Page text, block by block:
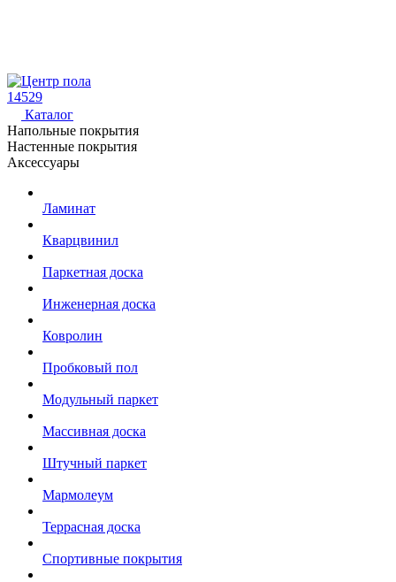
14529
Каталог
Напольные покрытия
Настенные покрытия
Аксессуары
Ламинат
Кварцвинил
Паркетная доска
Инженерная доска
Ковролин
Пробковый пол
Модульный паркет
Массивная доска
Штучный паркет
Мармолеум
Террасная доска
Спортивные покрытия